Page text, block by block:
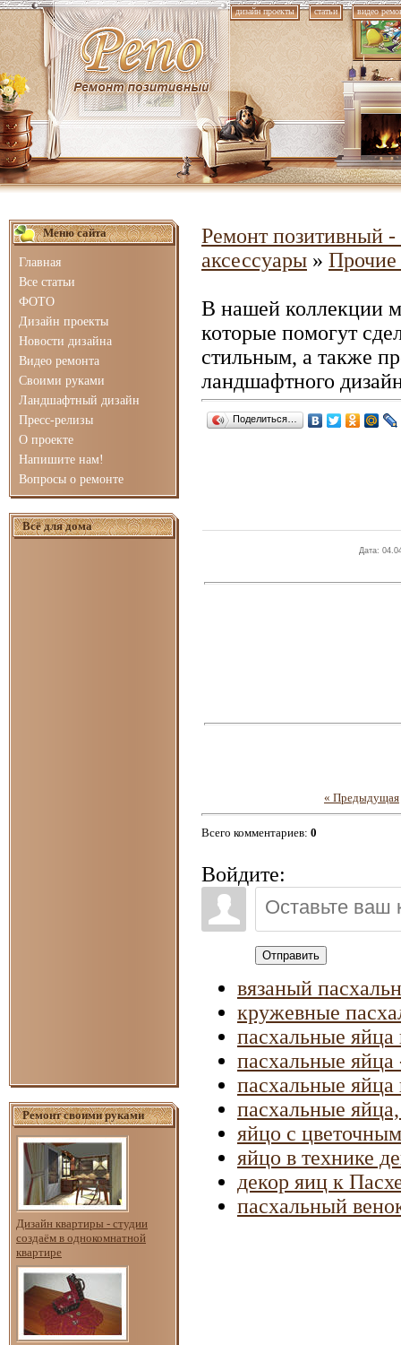
дизайн проекты статьи видео
Меню сайта
Главная
Все статьи
ФОТО
Дизайн проекты
Новости дизайна
Видео ремонта
Своими руками
Ландшафтный дизайн
Пресс-релизы
О проекте
Напишите нам!
Вопросы о ремонте
Всё для дома
Ремонт своими руками
Дизайн квартиры - студии
создаём в однокомнатной
квартире
Ремонт позитивный -
аксессуары » Прочие
В нашей коллекции
которые помогут
стильным, а также
ландшафтного
Поделиться…
Дата:
« Предыдущая
Всего комментариев: 0
Войдите:
Отправить
вязаный
кружевные
пасхальные яйца
пасхальные яйца
пасхальные яйца
пасхальные
яйцо с
яйцо в технике
декор яиц к
пасхальный